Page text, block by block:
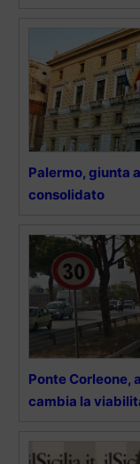
Palermo, giunta
consolidato
Ponte Corleone,
cambia la